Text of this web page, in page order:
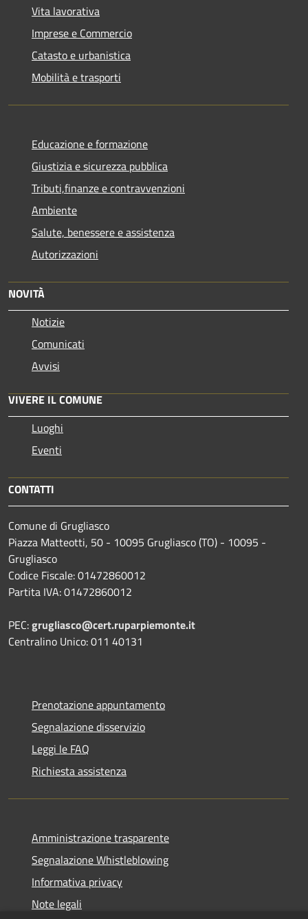
Vita lavorativa
Imprese e Commercio
Catasto e urbanistica
Mobilità e trasporti
Educazione e formazione
Giustizia e sicurezza pubblica
Tributi,finanze e contravvenzioni
Ambiente
Salute, benessere e assistenza
Autorizzazioni
NOVITÀ
Notizie
Comunicati
Avvisi
VIVERE IL COMUNE
Luoghi
Eventi
CONTATTI
Comune di Grugliasco
Piazza Matteotti, 50 - 10095 Grugliasco (TO) - 10095 -
Grugliasco
Codice Fiscale: 01472860012
Partita IVA: 01472860012
PEC:grugliasco@cert.ruparpiemonte.it
Centralino Unico: 011 40131
Prenotazione appuntamento
Segnalazione disservizio
Leggi le FAQ
Richiesta assistenza
Amministrazione trasparente
Segnalazione Whistleblowing
Informativa privacy
Note legali